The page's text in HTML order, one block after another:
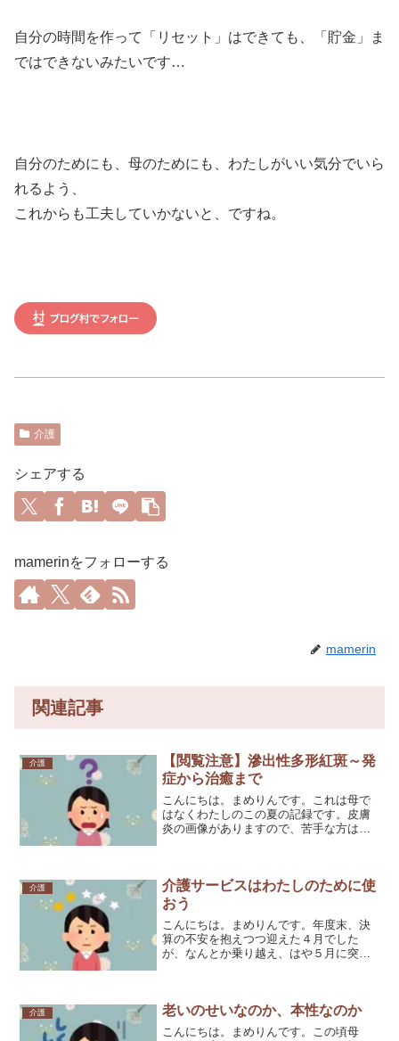
自分の時間を作って「リセット」はできても、「貯金」ま
ではできないみたいです…
自分のためにも、母のためにも、わたしがいい気分でいら
れるよう、
これからも工夫していかないと、ですね。
介護
シェアする
mamerinをフォローする
mamerin
関連記事
介護
【閲覧注意】滲出性多形紅斑～発
症から治癒まで
こんにちは。まめりんです。これは母で
はなくわたしのこの夏の記録です。皮膚
炎の画像がありますので、苦手な方はご
た。それは赤い線で小さな〇...
介護
介護サービスはわたしのために使
おう
こんにちは。まめりんです。年度末、決
算の不安を抱えつつ迎えた４月でした
が、なんとか乗り越え、はや５月に突入
てやるつもりでいました。最...
介護 老いのせいなのか、本性なのか
こんにちは。まめりんです。この頃母